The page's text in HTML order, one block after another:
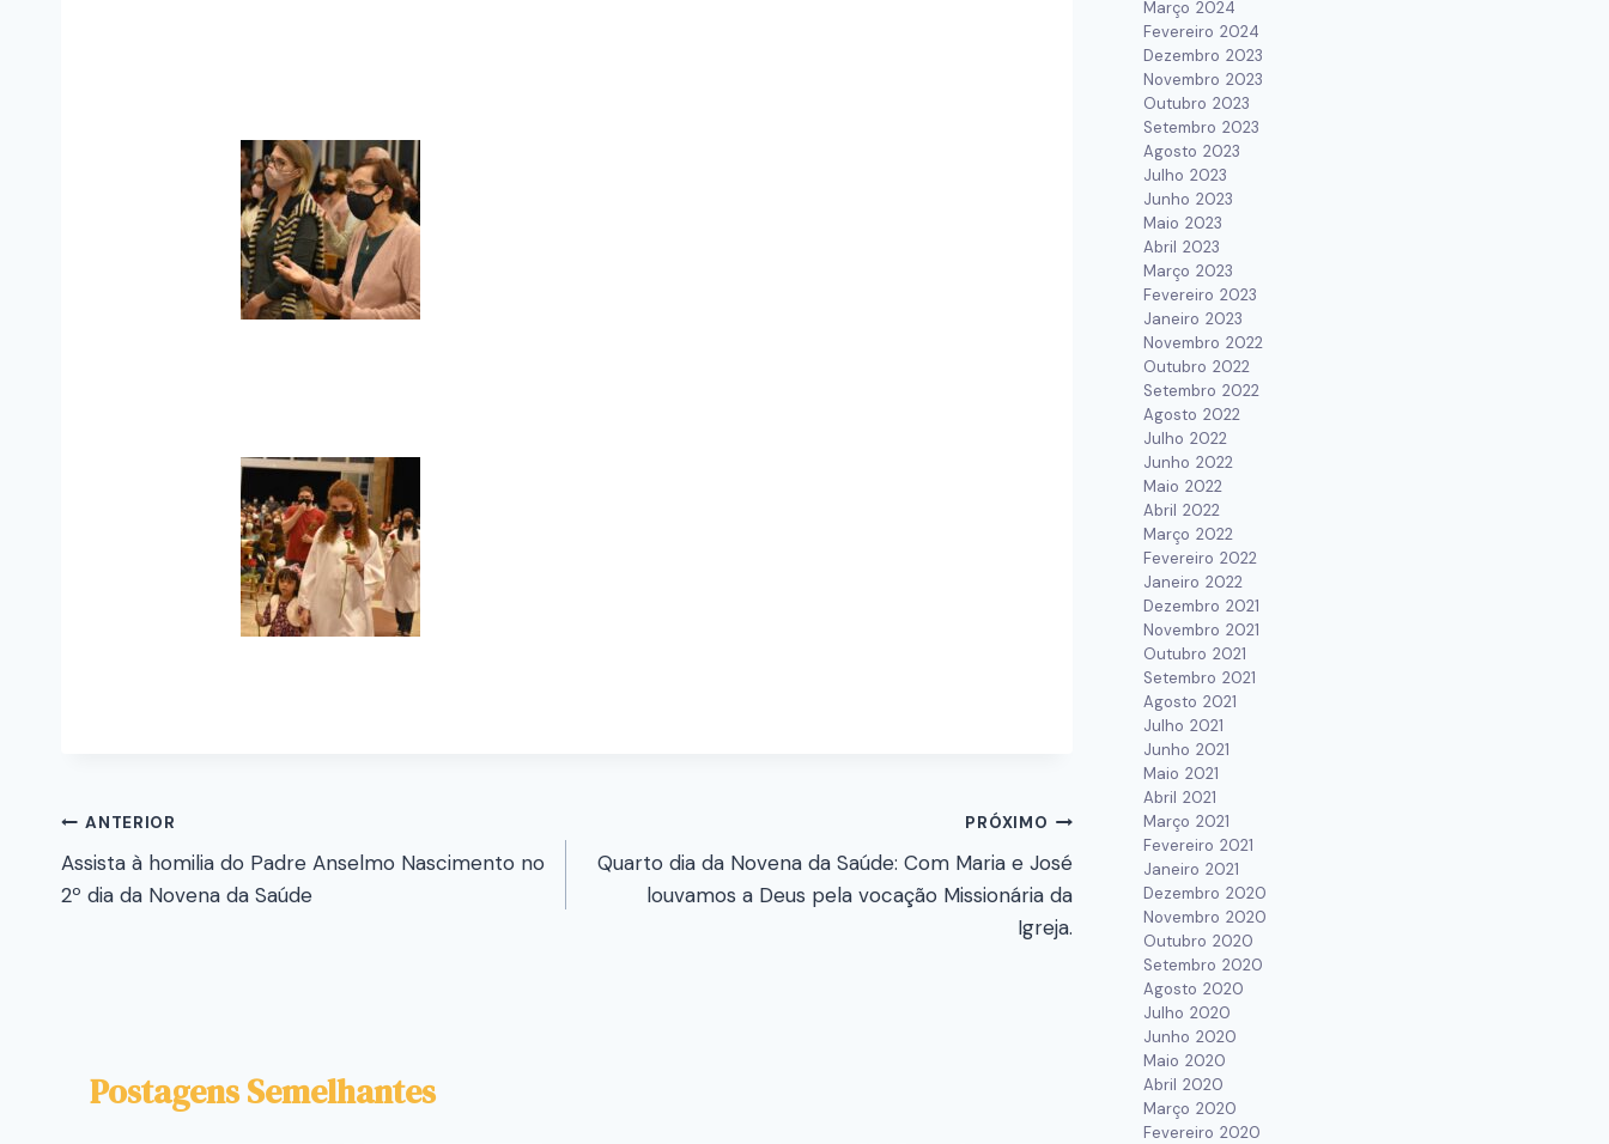
ANTERIOR
Assista à homilia do Padre Anselmo Nascimento no
2º dia da Novena da Saúde
PRÓXIMO
Quarto dia da Novena da Saúde: Com Maria e José
louvamos a Deus pela vocação Missionária da
Igreja.
Postagens Semelhantes
Março 2024
Fevereiro 2024
Dezembro 2023
Novembro 2023
Outubro 2023
Setembro 2023
Agosto 2023
Julho 2023
Junho 2023
Maio 2023
Abril 2023
Março 2023
Fevereiro 2023
Janeiro 2023
Novembro 2022
Outubro 2022
Setembro 2022
Agosto 2022
Julho 2022
Junho 2022
Maio 2022
Abril 2022
Março 2022
Fevereiro 2022
Janeiro 2022
Dezembro 2021
Novembro 2021
Outubro 2021
Setembro 2021
Agosto 2021
Julho 2021
Junho 2021
Maio 2021
Abril 2021
Março 2021
Fevereiro 2021
Janeiro 2021
Dezembro 2020
Novembro 2020
Outubro 2020
Setembro 2020
Agosto 2020
Julho 2020
Junho 2020
Maio 2020
Abril 2020
Março 2020
Fevereiro 2020